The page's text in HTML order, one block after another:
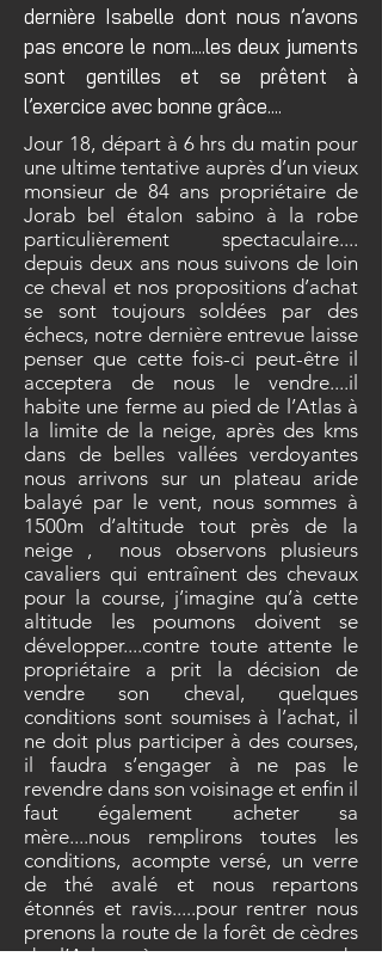
dernière Isabelle dont nous n’avons
pas encore le nom....les deux juments
sont gentilles et se prêtent à
l’exercice avec bonne grâce....
Jour 18, départ à 6 hrs du matin pour
une ultime tentative auprès d’un vieux
monsieur de 84 ans propriétaire de
Jorab bel étalon sabino à la robe
particulièrement spectaculaire....
depuis deux ans nous suivons de loin
ce cheval et nos propositions d’achat
se sont toujours soldées par des
échecs, notre dernière entrevue laisse
penser que cette fois-ci peut-être il
acceptera de nous le vendre....il
habite une ferme au pied de l’Atlas à
la limite de la neige, après des kms
dans de belles vallées verdoyantes
nous arrivons sur un plateau aride
balayé par le vent, nous sommes à
1500m d’altitude tout près de la
neige , nous observons plusieurs
cavaliers qui entraînent des chevaux
pour la course, j’imagine qu’à cette
altitude les poumons doivent se
développer....contre toute attente le
propriétaire a prit la décision de
vendre son cheval, quelques
conditions sont soumises à l’achat, il
ne doit plus participer à des courses,
il faudra s’engager à ne pas le
revendre dans son voisinage et enfin il
faut également acheter sa
mère....nous remplirons toutes les
conditions, acompte versé, un verre
de thé avalé et nous repartons
étonnés et ravis.....pour rentrer nous
prenons la route de la forêt de cèdres
de l’Atlas où nous apercevons de